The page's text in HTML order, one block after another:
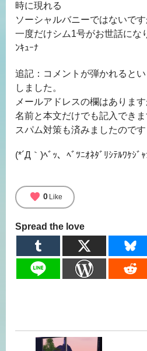
時に現れる
ソーシャルバニーではないです
一度だけシム1号がお世話にな
ﾝｷｭｰﾅ
追記：コメントが弾かれると
しました。
メールアドレスの欄はありま
名前と本文だけでも記入できま
スパム対策も済みましたのです
(*´Д｀)ﾍﾞｯ、ﾍﾞﾂﾆｵﾈﾀﾞﾘｼﾃﾙﾜｹｼﾞ
favorite 0 Like
Spread the love